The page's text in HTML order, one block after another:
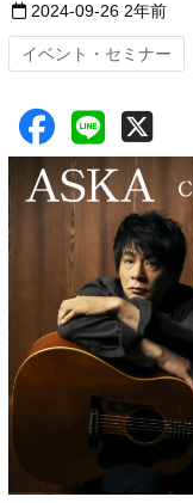
2024-09-26 2年前
イベント・セミナー